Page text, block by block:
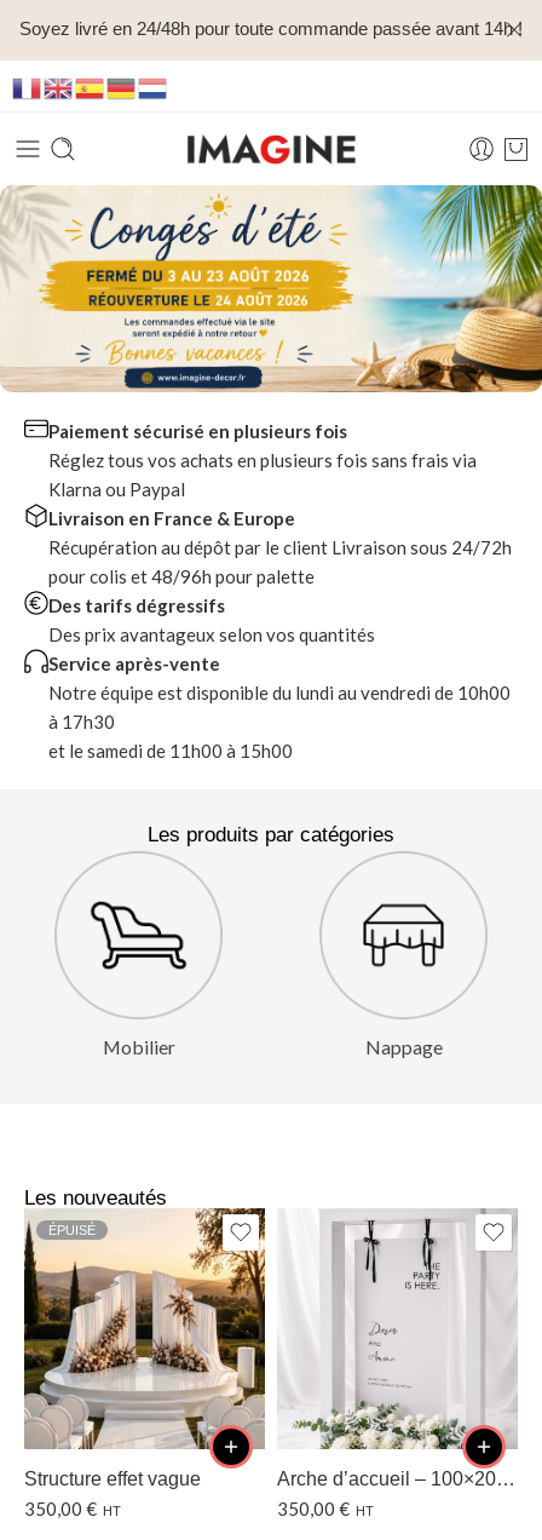
Soyez livré en 24/48h pour toute commande passée avant 14h !
Paiement sécurisé en plusieurs fois
Réglez tous vos achats en plusieurs fois sans frais via
Klarna ou Paypal
Livraison en France & Europe
Récupération au dépôt par le client Livraison sous 24/72h
pour colis et 48/96h pour palette
Des tarifs dégressifs
Des prix avantageux selon vos quantités
Service après-vente
Notre équipe est disponible du lundi au vendredi de 10h00
à 17h30
et le samedi de 11h00 à 15h00
Les produits par catégories
Mobilier Nappage
Les nouveautés
ÉPUISÉ
Structure effet vague
350,00 € HT
Arche d’accueil – 100×200 CM
350,00 € HT